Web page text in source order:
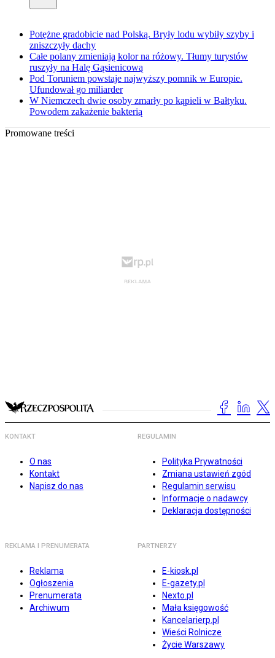
Potężne gradobicie nad Polską. Bryły lodu wybiły szyby i
zniszczyły dachy
Całe polany zmieniają kolor na różowy. Tłumy turystów
ruszyły na Halę Gąsienicową
Pod Toruniem powstaje najwyższy pomnik w Europie.
Ufundował go miliarder
W Niemczech dwie osoby zmarły po kąpieli w Bałtyku.
Powodem zakażenie bakterią
Promowane treści
KONTAKT
O nas
Kontakt
Napisz do nas
REGULAMIN
Polityka Prywatności
Zmiana ustawień zgód
Regulamin serwisu
Informacje o nadawcy
Deklaracja dostępności
REKLAMA I PRENUMERATA
Reklama
Ogłoszenia
Prenumerata
Archiwum
PARTNERZY
E-kiosk.pl
E-gazety.pl
Nexto.pl
Mała księgowość
Kancelarierp.pl
Wieści Rolnicze
Życie Warszawy